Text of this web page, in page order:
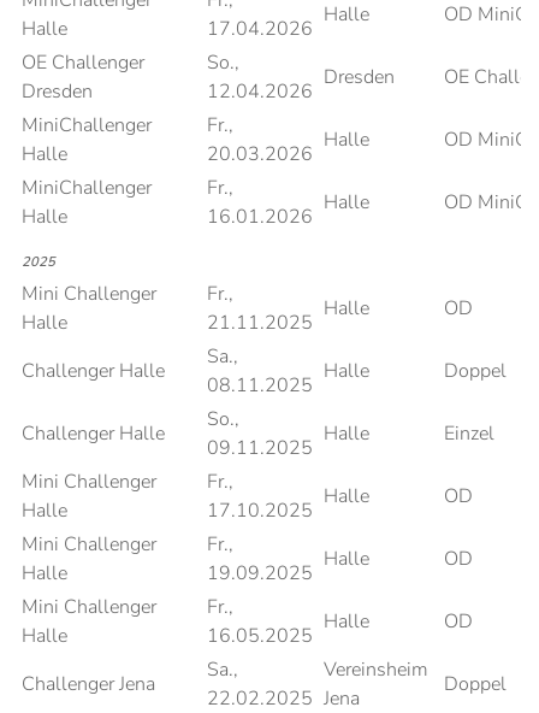
Halle
17.04.2026
Halle
OD
OE Challenger
Dresden
So.,
12.04.2026
Dresden
OE
MiniChallenger
Halle
Fr.,
20.03.2026
Halle
OD
MiniChallenger
Halle
Fr.,
16.01.2026
Halle OD
2025
Mini Challenger
Halle
Fr.,
21.11.2025
Halle OD
Challenger Halle
Sa.,
08.11.2025
Halle Doppel
Challenger Halle
So.,
09.11.2025
Halle
Einzel
Mini Challenger
Halle
Fr.,
17.10.2025
Halle
OD
Mini Challenger
Halle
Fr.,
19.09.2025
Halle
OD
Mini Challenger
Halle
Fr.,
16.05.2025
Halle OD
Challenger Jena
Sa.,
22.02.2025
Vereinsheim
Jena
Doppel